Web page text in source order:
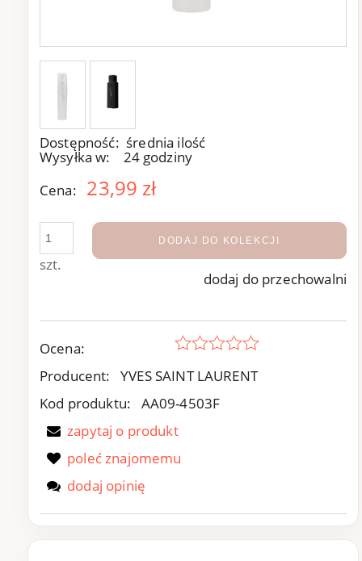
Dostępność: średnia ilość
Wysyłka w:
24 godziny
Cena:
23,99 zł
szt.
DODAJ DO KOLEKCJI
dodaj do przechowalni
Ocena:
Producent:
YVES SAINT LAURENT
Kod produktu:
AA09-4503F
zapytaj o produkt
poleć znajomemu
dodaj opinię